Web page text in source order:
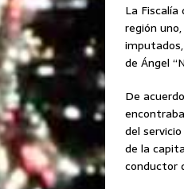
La
región
de Ángel
De
del
de la
conductor